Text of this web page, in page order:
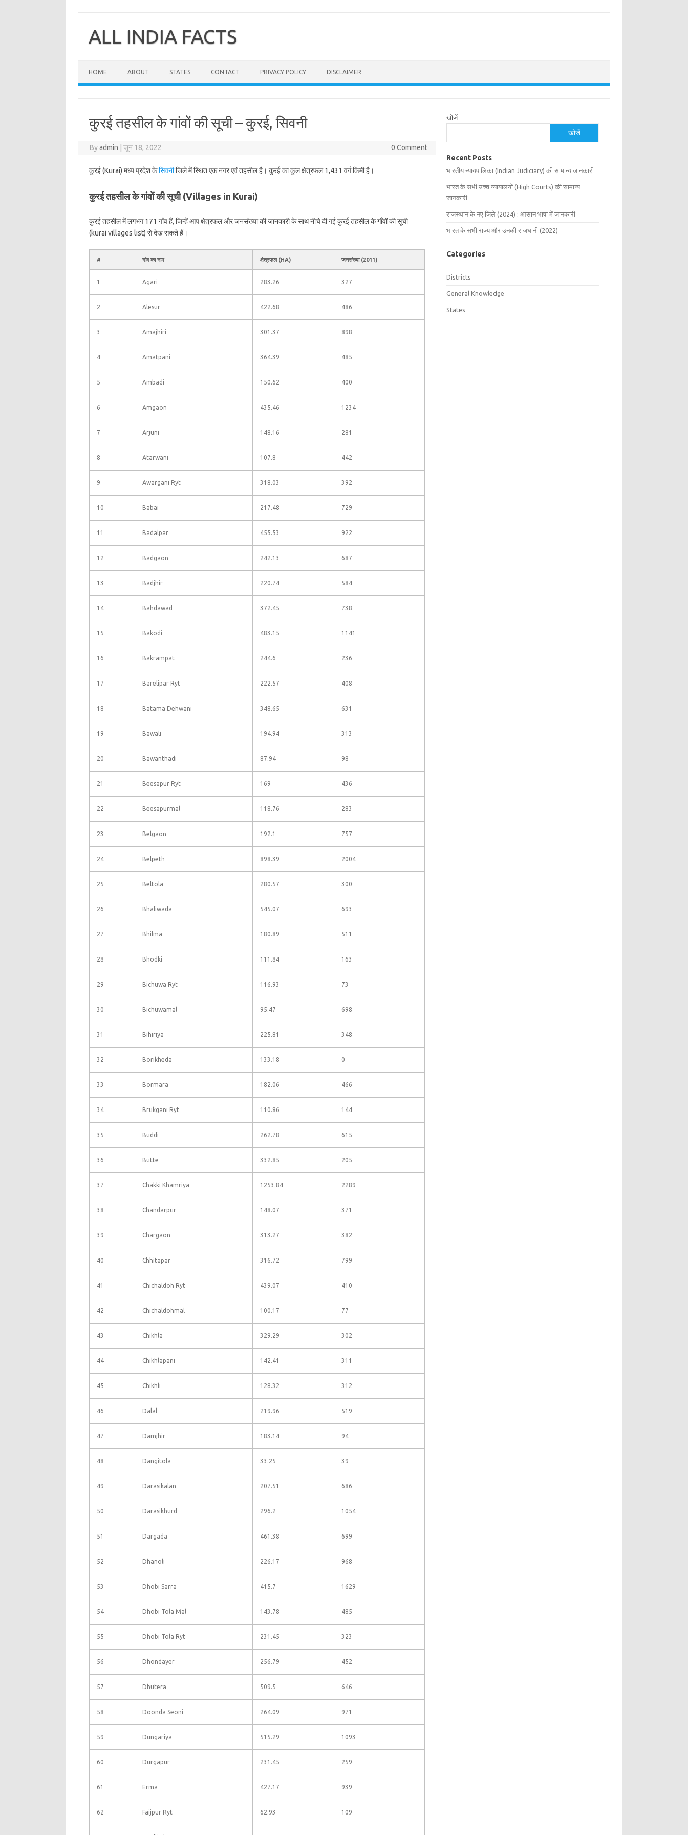
contentALL INDIA FACTS
HOME ABOUT STATES CONTACT PRIVACY POLICY DISCLAIMER
कुरई तहसील के गांवों की सूची – कुरई, सिवनी
Byadmin जून 18, 2022 0 Comment
कुरई (Kurai) मध्य प्रदेश केसिवनीजिले में स्थित एक नगर एवं तहसील है। कुरई का कुल क्षेत्रफल 1,431 वर्ग किमी है।
कुरई तहसील के गांवों की सूची (Villages in Kurai)
कुरई तहसील में लगभग 171 गाँव हैं, जिन्हें आप क्षेत्रफल और जनसंख्या की जानकारी के साथ नीचे दी गई कुरई तहसील के गाँवों की सूची
(kurai villages list) से देख सकते हैं।
# गांव का नाम क्षेत्रफल (HA) जनसंख्या (2011)
1 Agari 283.26 327
2 Alesur 422.68 486
3 Amajhiri 301.37 898
4 Amatpani 364.39 485
5 Ambadi 150.62 400
6 Amgaon 435.46 1234
7 Arjuni 148.16 281
8 Atarwani 107.8 442
9 Awargani Ryt 318.03 392
10 Babai 217.48 729
11 Badalpar 455.53 922
12 Badgaon 242.13 687
13 Badjhir 220.74 584
14 Bahdawad 372.45 738
15 Bakodi 483.15 1141
16 Bakrampat 244.6 236
17 Barelipar Ryt 222.57 408
18 Batama Dehwani 348.65 631
19 Bawali 194.94 313
20 Bawanthadi 87.94 98
21 Beesapur Ryt 169 436
22 Beesapurmal 118.76 283
23 Belgaon 192.1 757
24 Belpeth 898.39 2004
25 Beltola 280.57 300
26 Bhaliwada 545.07 693
27 Bhilma 180.89 511
28 Bhodki 111.84 163
29 Bichuwa Ryt 116.93 73
30 Bichuwamal 95.47 698
31 Bihiriya 225.81 348
32 Borikheda 133.18 0
33 Bormara 182.06 466
34 Brukgani Ryt 110.86 144
35 Buddi 262.78 615
36 Butte 332.85 205
37 Chakki Khamriya 1253.84 2289
38 Chandarpur 148.07 371
39 Chargaon 313.27 382
40 Chhitapar 316.72 799
41 Chichaldoh Ryt 439.07 410
42 Chichaldohmal 100.17 77
43 Chikhla 329.29 302
44 Chikhlapani 142.41 311
45 Chikhli 128.32 312
46 Dalal 219.96 519
47 Damjhir 183.14 94
48 Dangitola 33.25 39
49 Darasikalan 207.51 686
50 Darasikhurd 296.2 1054
51 Dargada 461.38 699
52 Dhanoli 226.17 968
53 Dhobi Sarra 415.7 1629
54 Dhobi Tola Mal 143.78 485
55 Dhobi Tola Ryt 231.45 323
56 Dhondayer 256.79 452
57 Dhutera 509.5 646
58 Doonda Seoni 264.09 971
59 Dungariya 515.29 1093
60 Durgapur 231.45 259
61 Erma 427.17 939
62 Faijpur Ryt 62.93 109
खोजें
खोजें
Recent Posts
भारतीय न्यायपालिका (Indian Judiciary) की सामान्य जानकारी
भारत के सभी उच्च न्यायालयों (High Courts) की सामान्य
जानकारी
राजस्थान के नए जिले (2024) : आसान भाषा में जानकारी
भारत के सभी राज्य और उनकी राजधानी (2022)
Categories
Districts
General Knowledge
States